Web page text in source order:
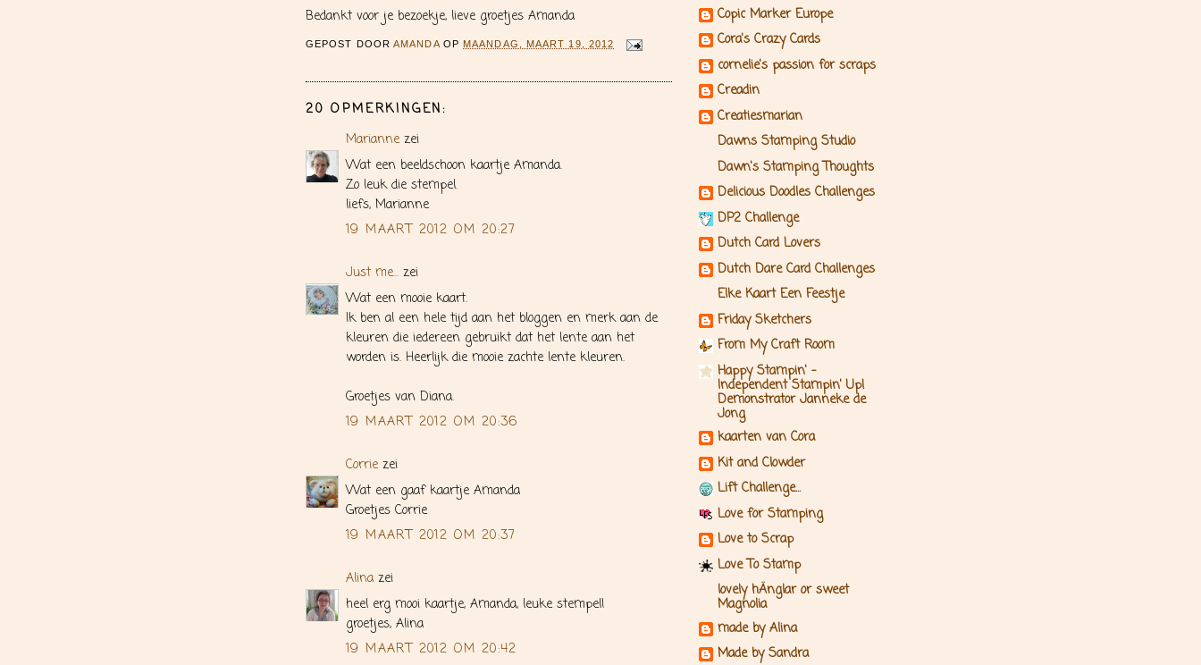
Bedankt voor je bezoekje, lieve groetjes Amanda
GEPOST DOORAMANDA OP MAANDAG, MAART 19, 2012
20 OPMERKINGEN:
Marianne zei
Wat een beeldschoon kaartje Amanda.
Zo leuk die stempel.
liefs, Marianne
19 MAART 2012 OM 20:27
Just me... zei
Wat een mooie kaart.
Ik ben al een hele tijd aan het bloggen en merk aan de
kleuren die iedereen gebruikt dat het lente aan het
worden is. Heerlijk die mooie zachte lente kleuren.
Groetjes van Diana.
19 MAART 2012 OM 20:36
Corrie zei
Wat een gaaf kaartje Amanda
Groetjes Corrie
19 MAART 2012 OM 20:37
Alina zei
heel erg mooi kaartje, Amanda, leuke stempel!
groetjes, Alina
19 MAART 2012 OM 20:42
Copic Marker Europe
Cora's Crazy Cards
cornelie's passion for scraps
Creadin
Creatiesmarian
Dawns Stamping Studio
Dawn's Stamping Thoughts
Delicious Doodles Challenges
DP2 Challenge
Dutch Card Lovers
Dutch Dare Card Challenges
Elke Kaart Een Feestje
Friday Sketchers
From My Craft Room
Happy Stampin' -
Independent Stampin' Up!
Demonstrator Janneke de
Jong
kaarten van Cora
Kit and Clowder
Lift Challenge...
Love for Stamping
Love to Scrap
Love To Stamp
lovely hÄnglar or sweet
Magnolia
made by Alina
Made by Sandra